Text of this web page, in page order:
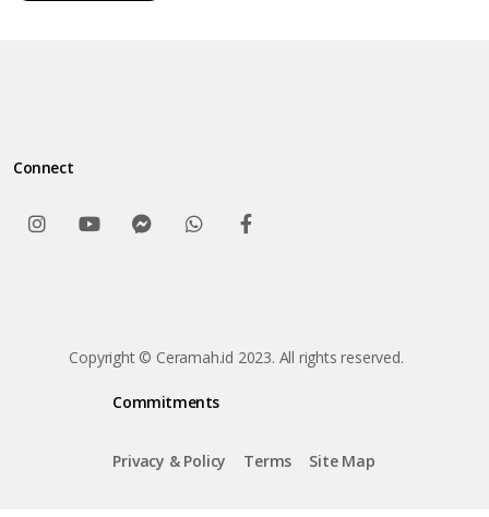
Connect
Copyright © Ceramah.id 2023. All rights reserved.
Commitments
Privacy & Policy Terms Site Map